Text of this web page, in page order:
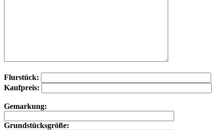
Flurstück:
Kaufpreis:
Gemarkung:
Grundstücksgröße: